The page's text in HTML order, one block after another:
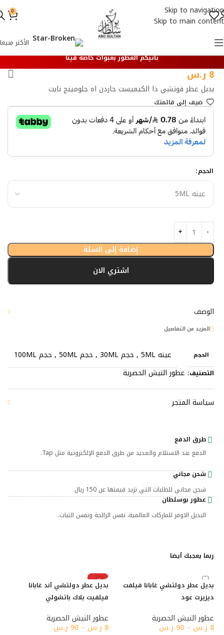
Skip to navigation
Skip to main content
0
الأكثر مبيعا
تأتيكم العطور بعبوات خاصة فينا
بديل عطر قوتشي ذا الكيميست جاردن اه جلومينج نايت
8 ر.س
ضيف إلي قائمتك
الحجم
إضافة إلى السلة
اشتري الان
الوصف
المزيد من التفاصيل
الحجم عينه 5ML , حجم 30ML , حجم 50ML , حجم 100ML
التصنيف: عطور النيش الحصرية
سياسة المتجر
طرق الدفع
الدفع عند الاستلام والعديد من طرق الدفع الإلكترونية مثل Tap.
شحن مجاني
شحن مجاني للطلبات التي تزيد قيمتها عن 150 ريال
عطور بوسلطان
البديل الاوفر للماركات العالمية، نفس الرائحة ونفس الثبات.
ربما يعجبك أيضا
بديل عطر دولتشي غابانا فيلفت
ديزيرت عود
عطور النيش الحصرية
8 ر.س –
90 ر.س
رائج
بديل عطر دولتشي آند غابانا
فيلفيت بلاك باتشولي
عطور النيش الحصرية
8 ر.س –
90 ر.س